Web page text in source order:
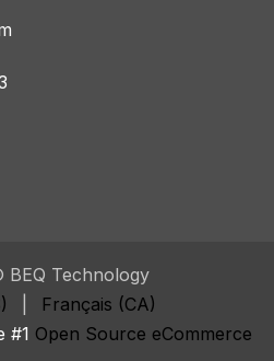
Technology
Français (CA)
#1 Open Source eCommerce